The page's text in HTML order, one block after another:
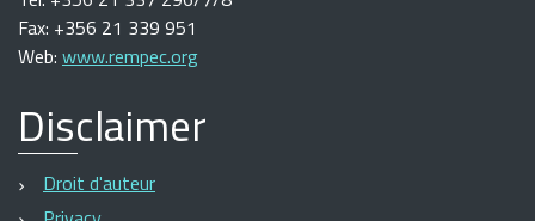
Fax: +356 21 339 951
Web: www.rempec.org
Disclaimer
Droit d'auteur